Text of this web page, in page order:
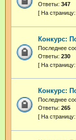
Ответы: 347
Конкурс:
Последнее
Ответы: 230
Конкурс:
Последнее
Ответы: 265